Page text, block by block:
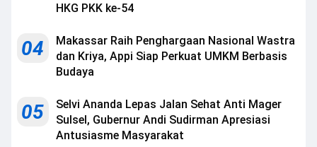
HKG PKK ke-54
04
Makassar Raih Penghargaan Nasional Wastra
dan Kriya, Appi Siap Perkuat UMKM Berbasis
Budaya
05
Selvi Ananda Lepas Jalan Sehat Anti Mager
Sulsel, Gubernur Andi Sudirman Apresiasi
Antusiasme Masyarakat